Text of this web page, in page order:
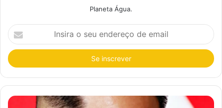
Planeta Água.
I
n
i
r
a
u